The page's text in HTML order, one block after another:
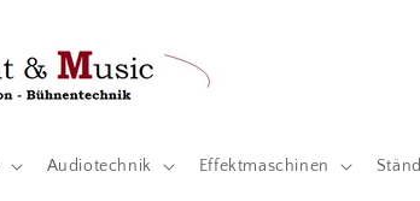
Audiotechnik Effektmaschinen